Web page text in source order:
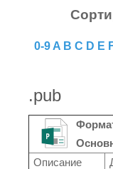
0-9 A B C D E
.pub
Описание